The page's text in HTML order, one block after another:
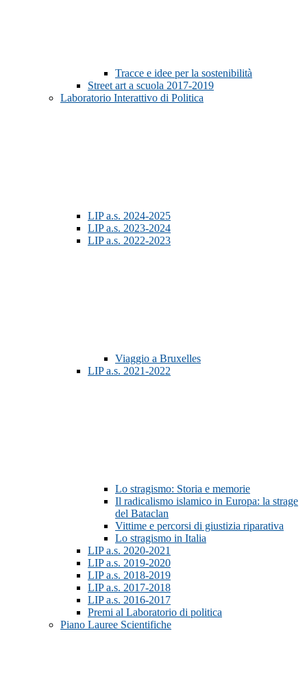
Tracce e idee per la sostenibilità
Street art a scuola 2017-2019
Laboratorio Interattivo di Politica
LIP a.s. 2024-2025
LIP a.s. 2023-2024
LIP a.s. 2022-2023
Viaggio a Bruxelles
LIP a.s. 2021-2022
Lo stragismo: Storia e memorie
Il radicalismo islamico in Europa: la strage
del Bataclan
Vittime e percorsi di giustizia riparativa
Lo stragismo in Italia
LIP a.s. 2020-2021
LIP a.s. 2019-2020
LIP a.s. 2018-2019
LIP a.s. 2017-2018
LIP a.s. 2016-2017
Premi al Laboratorio di politica
Piano Lauree Scientifiche